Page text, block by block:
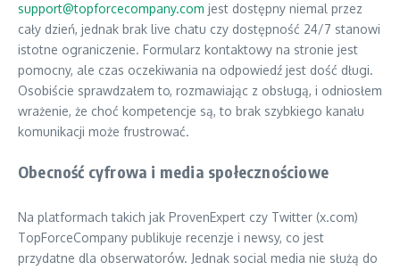
support@topforcecompany.com jest dostępny niemal przez
cały dzień, jednak brak live chatu czy dostępność 24/7 stanowi
istotne ograniczenie. Formularz kontaktowy na stronie jest
pomocny, ale czas oczekiwania na odpowiedź jest dość długi.
Osobiście sprawdzałem to, rozmawiając z obsługą, i odniosłem
wrażenie, że choć kompetencje są, to brak szybkiego kanału
komunikacji może frustrować.
Obecność cyfrowa i media społecznościowe
Na platformach takich jak ProvenExpert czy Twitter (x.com)
TopForceCompany publikuje recenzje i newsy, co jest
przydatne dla obserwatorów. Jednak social media nie służą do